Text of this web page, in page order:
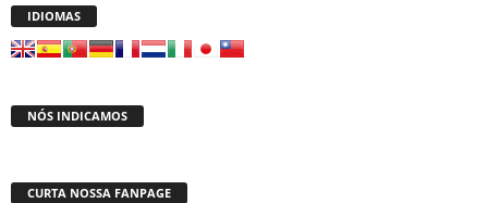
IDIOMAS
NÓS INDICAMOS
CURTA NOSSA FANPAGE